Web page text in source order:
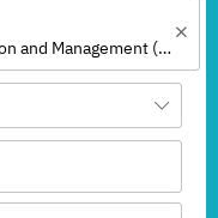
Master - Intercultural Communication and Management (EN)